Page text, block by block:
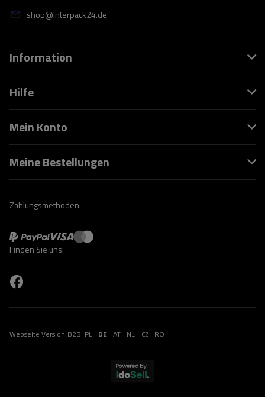
shop@interpack24.de
Information
Hilfe
Mein Konto
Meine Bestellungen
Zahlungsmethoden:
Finden Sie uns:
Webseite Version:B2B PL DE AT NL CZ RO